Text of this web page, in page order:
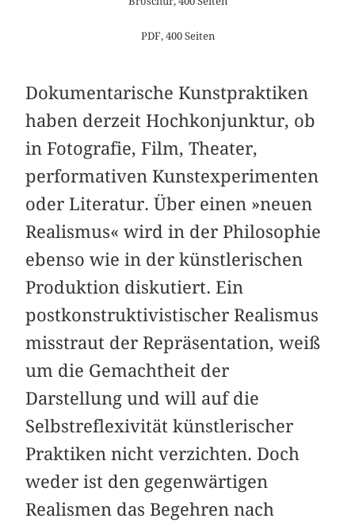
PDF, 400 Seiten
Dokumentarische Kunstpraktiken
haben derzeit Hochkonjunktur, ob
in Fotografie, Film, Theater,
performativen Kunstexperimenten
oder Literatur. Über einen »neuen
Realismus« wird in der Philosophie
ebenso wie in der künstlerischen
Produktion diskutiert. Ein
postkonstruktivistischer Realismus
misstraut der Repräsentation, weiß
um die Gemachtheit der
Darstellung und will auf die
Selbstreflexivität künstlerischer
Praktiken nicht verzichten. Doch
weder ist den gegenwärtigen
Realismen das Begehren nach